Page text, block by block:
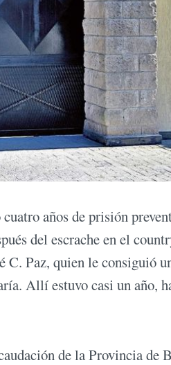
años de prisión
del escrache en el
Paz, quien le consiguió
Allí estuvo casi un año,
de la Provincia de